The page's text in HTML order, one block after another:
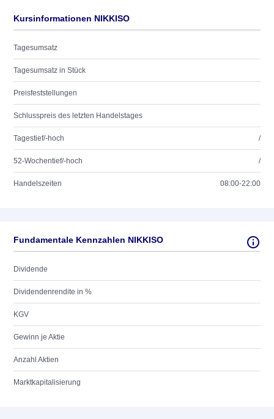
Kursinformationen NIKKISO
Tagesumsatz
Tagesumsatz in Stück
Preisfeststellungen
Schlusspreis des letzten Handelstages
Tagestief/-hoch /
52-Wochentief/-hoch /
Handelszeiten 08:00-22:00
Fundamentale Kennzahlen NIKKISO
Dividende
Dividendenrendite in %
KGV
Gewinn je Aktie
Anzahl Aktien
Marktkapitalisierung